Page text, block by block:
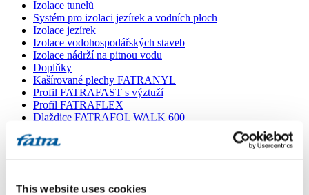
This website uses cookies
Izolace tunelů
Systém pro izolaci jezírek a vodních ploch
Izolace jezírek
Izolace vodohospodářských staveb
Izolace nádrží na pitnou vodu
Doplňky
Kašírované plechy FATRANYL
Profil FATRAFAST s výztuží
Profil FATRAFLEX
Dlaždice FATRAFOL WALK 600
Ochranná geotextilie